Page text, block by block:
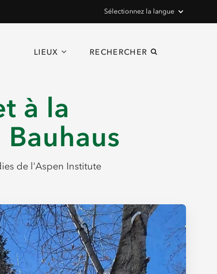
Sélectionnez la langue
LIEUX RECHERCHER
à la
de l'Aspen Institute